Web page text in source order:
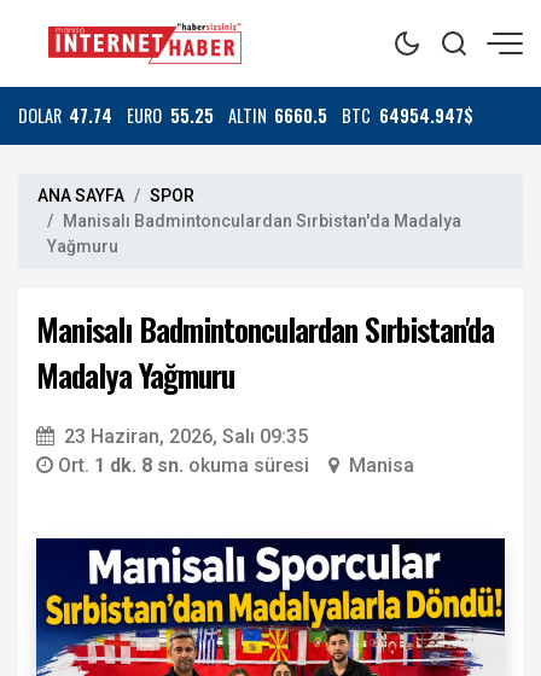
DOLAR 47.74 EURO 55.25 ALTIN 6660.5 BTC 64954.947$
ANA SAYFA
SPOR
Manisalı Badmintonculardan Sırbistan'da Madalya
Yağmuru
Manisalı Badmintonculardan Sırbistan'da
Madalya Yağmuru
23 Haziran, 2026, Salı 09:35
Ort. 1 dk. 8 sn. okuma süresi Manisa